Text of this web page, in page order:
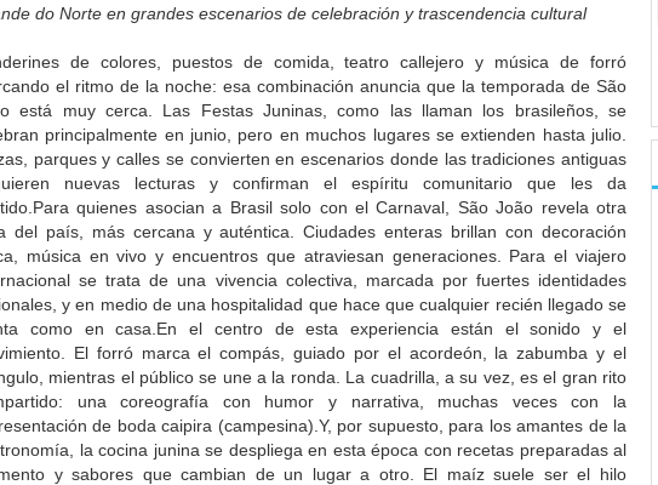
do Norte en grandes escenarios de celebración y trascendencia cultural
de colores, puestos de comida, teatro callejero y música de forró
el ritmo de la noche: esa combinación anuncia que la temporada de São
está muy cerca. Las Festas Juninas, como las llaman los brasileños, se
principalmente en junio, pero en muchos lugares se extienden hasta julio.
parques y calles se convierten en escenarios donde las tradiciones antiguas
nuevas lecturas y confirman el espíritu comunitario que les da
quienes asocian a Brasil solo con el Carnaval, São João revela otra
del país, más cercana y auténtica. Ciudades enteras brillan con decoración
música en vivo y encuentros que atraviesan generaciones. Para el viajero
se trata de una vivencia colectiva, marcada por fuertes identidades
y en medio de una hospitalidad que hace que cualquier recién llegado se
como en casa.En el centro de esta experiencia están el sonido y el
El forró marca el compás, guiado por el acordeón, la zabumba y el
mientras el público se une a la ronda. La cuadrilla, a su vez, es el gran rito
una coreografía con humor y narrativa, muchas veces con la
de boda caipira (campesina).Y, por supuesto, para los amantes de la
la cocina junina se despliega en esta época con recetas preparadas al
y sabores que cambian de un lugar a otro. El maíz suele ser el hilo